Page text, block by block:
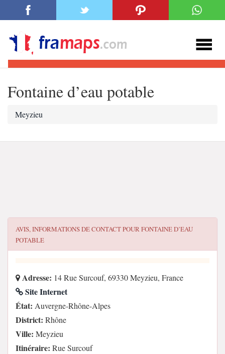
Fontaine d’eau potable
Meyzieu
AVIS, INFORMATIONS DE CONTACT POURFONTAINE D’EAU
POTABLE
Adresse: 14 Rue Surcouf, 69330 Meyzieu, France
Site Internet
État: Auvergne-Rhône-Alpes
District: Rhône
Ville: Meyzieu
Itinéraire: Rue Surcouf